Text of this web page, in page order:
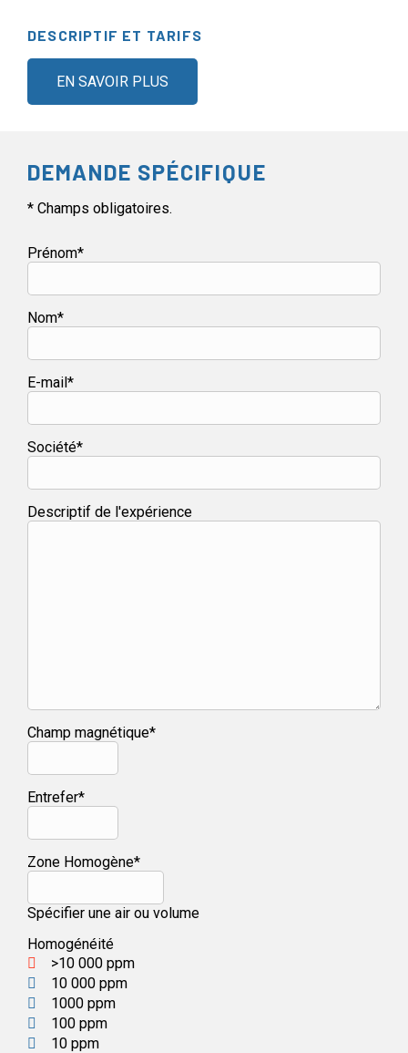
DESCRIPTIF ET TARIFS
EN SAVOIR PLUS
DEMANDE SPÉCIFIQUE
* Champs obligatoires.
Prénom*
Nom*
E-mail*
Société*
Descriptif de l'expérience
Champ magnétique*
Entrefer*
Zone Homogène*
Spécifier une air ou volume
Homogénéité
>10 000 ppm
10 000 ppm
1000 ppm
100 ppm
10 ppm